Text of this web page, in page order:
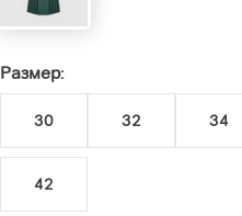
Размер:
30 32 34
42